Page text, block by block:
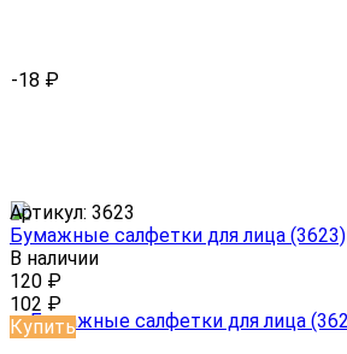
-18 ₽
Артикул: 3623
Бумажные салфетки для лица (3623)
В наличии
120 ₽
102 ₽
Купить